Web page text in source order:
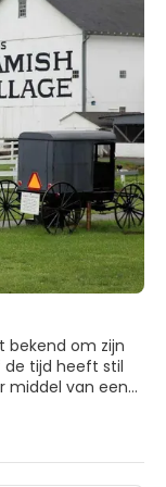
bekend om zijn
de tijd heeft stil
middel van een
en maak een